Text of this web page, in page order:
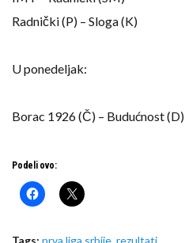
Radnički (P) – Sloga (K)
U ponedeljak:
Borac 1926 (Č) – Budućnost (D)
Podeli ovo:
Tags: prva liga srbije, rezultati